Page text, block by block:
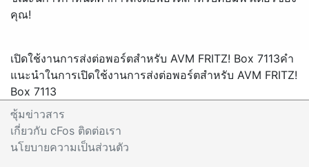
คุณ!
เปิดใช้งานการส่งต่อพอร์ตสำหรับ AVM FRITZ! Box 7113คำ
แนะนำในการเปิดใช้งานการส่งต่อพอร์ตสำหรับ AVM FRITZ!
Box 7113
ซุ้มข่าวสาร
เกี่ยวกับ cFos ติดต่อเรา
นโยบายความเป็นส่วนตัว